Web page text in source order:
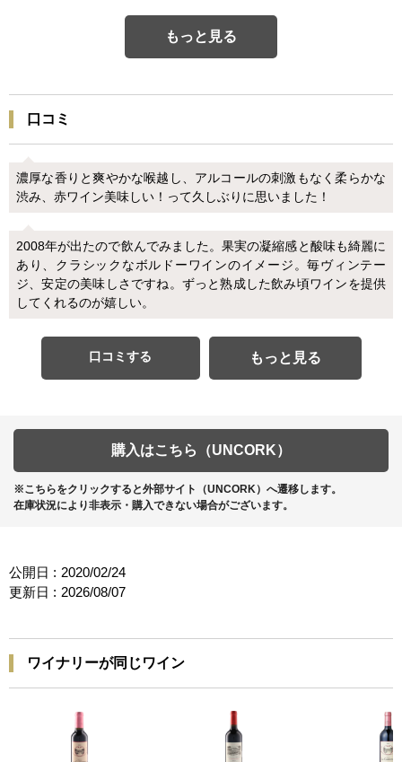
もっと見る
口コミ
濃厚な香りと爽やかな喉越し、アルコールの刺激もなく柔らかな
渋み、赤ワイン美味しい！って久しぶりに思いました！
2008年が出たので飲んでみました。果実の凝縮感と酸味も綺麗に
あり、クラシックなボルドーワインのイメージ。毎ヴィンテー
ジ、安定の美味しさですね。ずっと熟成した飲み頃ワインを提供
してくれるのが嬉しい。
口コミする もっと見る
購入はこちら（UNCORK）
※こちらをクリックすると外部サイト（UNCORK）へ遷移します。
在庫状況により非表示・購入できない場合がございます。
公開日 : 2020/02/24
更新日 : 2026/08/07
ワイナリーが同じワイン